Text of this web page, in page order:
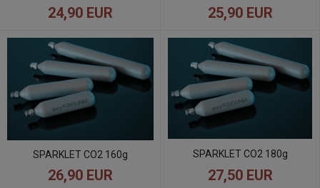
24,90 EUR 25,90 EUR
SPARKLET CO2 160g
26,90 EUR
SPARKLET CO2 180g
27,50 EUR